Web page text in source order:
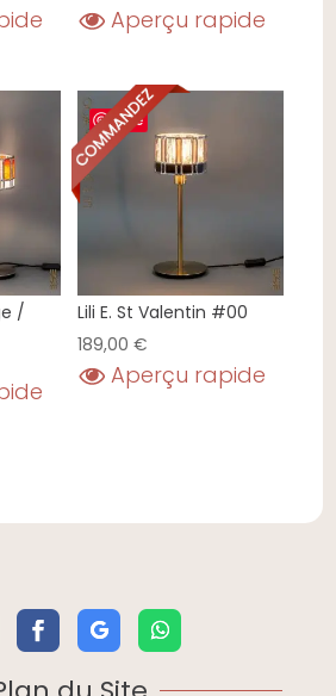
Aperçu rapide
/
Save
Lili E. St Valentin #00
189,00€
Aperçu rapide